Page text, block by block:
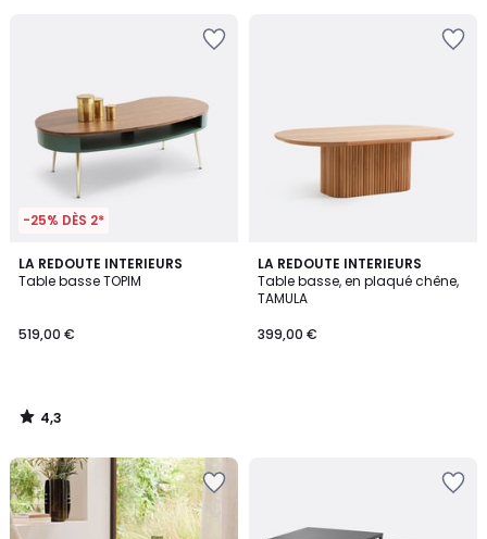
-25% DÈS 2*
LA REDOUTE INTERIEURS
Table basse TOPIM
519,00 €
4,3
/ 5
4,3
/
LA REDOUTE INTERIEURS
Table basse, en plaqué chêne,
TAMULA
399,00 €